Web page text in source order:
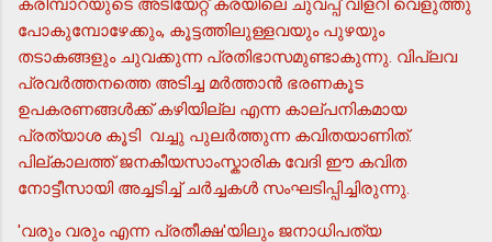
പോകുമ്പോഴേക്കും, കൂട്ടത്തിലുള്ളവയും പുഴയും
തടാകങ്ങളും ചുവക്കുന്ന പ്രതിഭാസമുണ്ടാകുന്നു. വിപ്ലവ
പ്രവര്‍ത്തനത്തെ അടിച്ച മര്‍ത്താന്‍ ഭരണകൂട
ഉപകരണങ്ങള്‍ക്ക് കഴിയില്ല എന്ന കാല്പനികമായ
പ്രത്യാശ കൂടി വച്ചു പുലര്‍ത്തുന്ന കവിതയാണിത്.
പില്കാലത്ത് ജനകീയസാംസ്കാരിക വേദി ഈ കവിത
നോട്ടീസായി അച്ചടിച്ച് ചര്‍ച്ചകള്‍ സംഘടിപ്പിച്ചിരുന്നു.
'വരും വരും എന്ന പ്രതീക്ഷ'യിലും ജനാധിപത്യ